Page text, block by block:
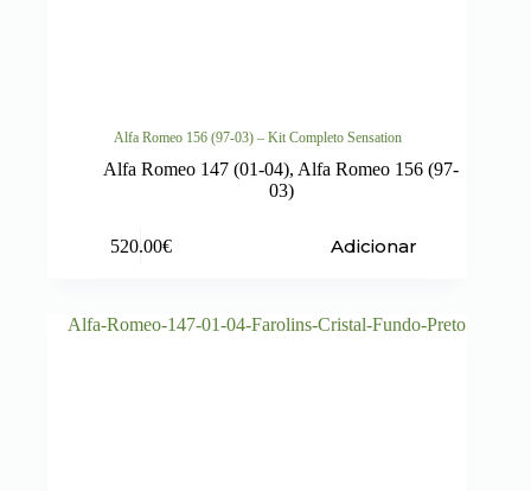
Alfa Romeo 156 (97-03) – Kit Completo Sensation
Alfa Romeo 147 (01-04), Alfa Romeo 156 (97-
03)
520.00€ Adicionar